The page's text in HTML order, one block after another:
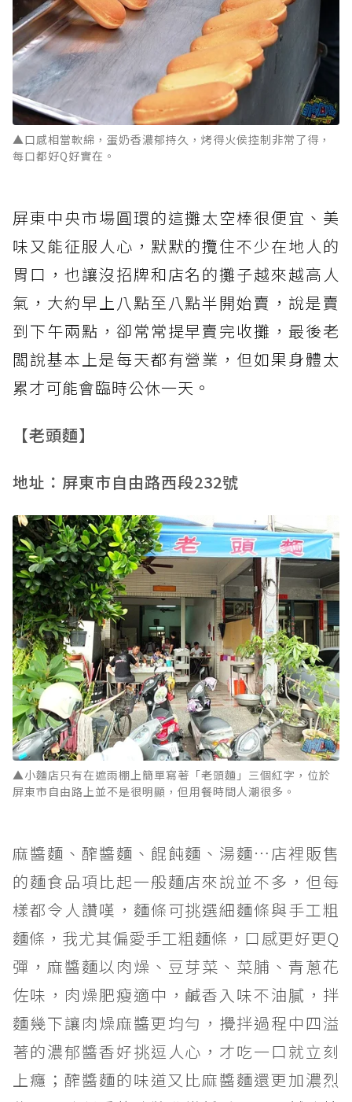
▲口感相當軟綿，蛋奶香濃郁持久，烤得火侯控制非常了得，
每口都好Q好實在。
屏東中央市場圓環的這攤太空棒很便宜、美
味又能征服人心，默默的攬住不少在地人的
胃口，也讓沒招牌和店名的攤子越來越高人
氣，大約早上八點至八點半開始賣，說是賣
到下午兩點，卻常常提早賣完收攤，最後老
闆說基本上是每天都有營業，但如果身體太
累才可能會臨時公休一天。
【老頭麵】
地址：屏東市自由路西段232號
▲小麵店只有在遮雨棚上簡單寫著「老頭麵」三個紅字，位於
屏東市自由路上並不是很明顯，但用餐時間人潮很多。
麻醬麵、醡醬麵、餛飩麵、湯麵…店裡販售
的麵食品項比起一般麵店來說並不多，但每
樣都令人讚嘆，麵條可挑選細麵條與手工粗
麵條，我尤其偏愛手工粗麵條，口感更好更Q
彈，麻醬麵以肉燥、豆芽菜、菜脯、青蔥花
佐味，肉燥肥瘦適中，鹹香入味不油膩，拌
麵幾下讓肉燥麻醬更均勻，攪拌過程中四溢
著的濃郁醬香好挑逗人心，才吃一口就立刻
上癮；醡醬麵的味道又比麻醬麵還更加濃烈